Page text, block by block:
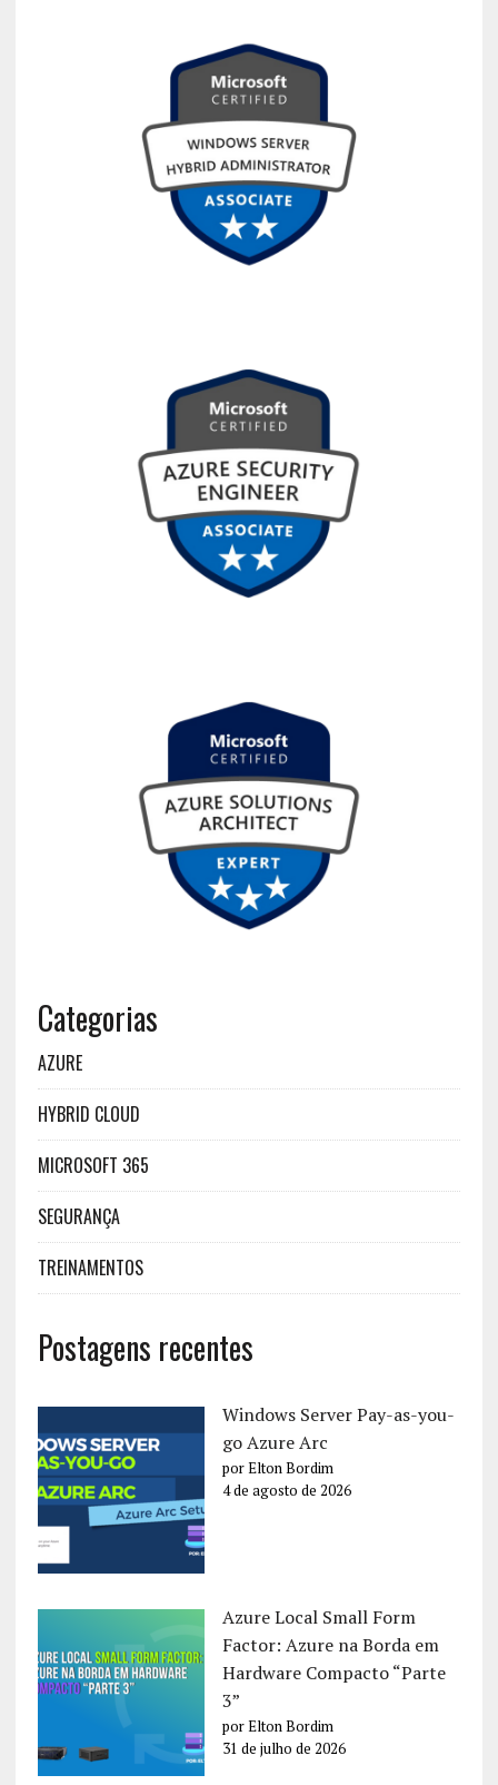
Categorias
AZURE
HYBRID CLOUD
MICROSOFT 365
SEGURANÇA
TREINAMENTOS
Postagens recentes
Windows Server Pay-as-you-
go Azure Arc
por Elton Bordim
4 de agosto de 2026
Azure Local Small Form
Factor: Azure na Borda em
Hardware Compacto “Parte
3”
por Elton Bordim
31 de julho de 2026